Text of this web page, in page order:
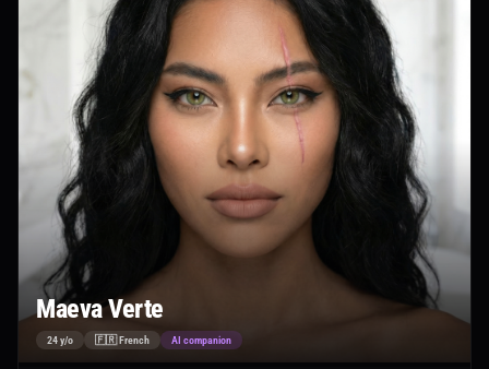
Maeva Verte
24 y/o 🇫🇷 French AI companion